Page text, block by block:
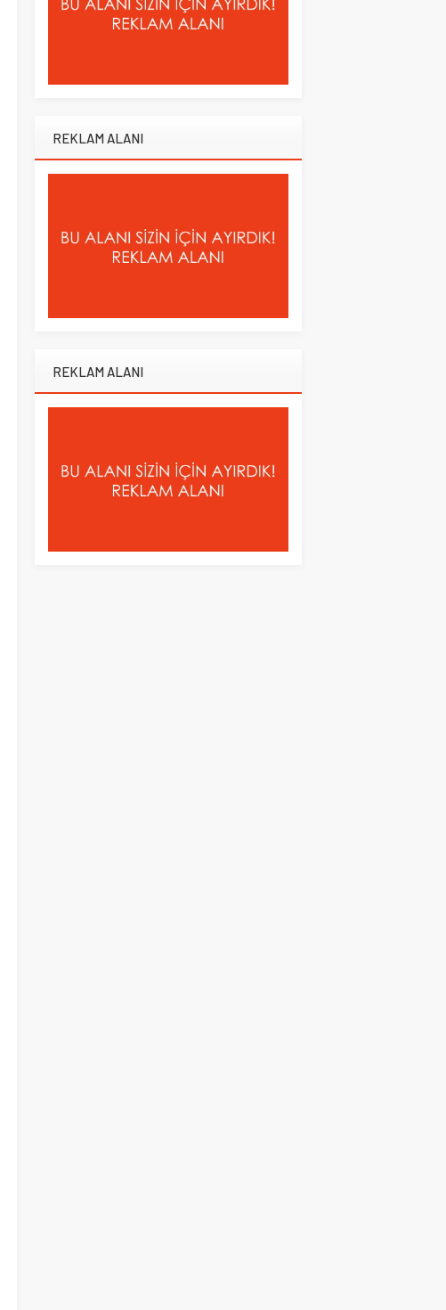
REKLAM ALANI
REKLAM ALANI